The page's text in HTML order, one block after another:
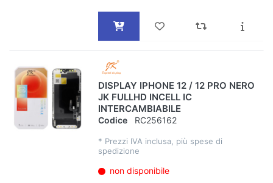
DISPLAY IPHONE 12 / 12 PRO NERO
JK FULLHD INCELL IC
INTERCAMBIABILE
Codice RC256162
* Prezzi IVA inclusa, più spese di
spedizione
non disponibile